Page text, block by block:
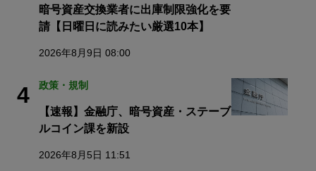
暗号資産交換業者に出庫制限強化を要
請【日曜日に読みたい厳選10本】
2026年8月9日 08:00
4 政策・規制
【速報】金融庁、暗号資産・ステーブ
ルコイン課を新設
2026年8月5日 11:51